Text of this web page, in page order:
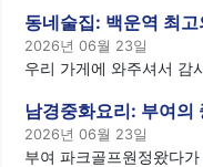
동네술집: 백운역 최고
2026년 06월 23일
우리 가게에 와주셔서 감
남경중화요리: 부여의
2026년 06월 23일
부여 파크골프원정왔다